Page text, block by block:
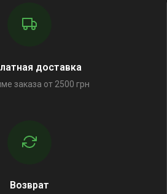
доставка
заказа от 2500 грн
Возврат